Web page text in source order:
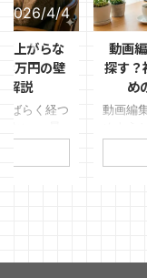
2026/4/4
上がらな
3万円の壁
解説
ばらく経つ
」と思って
動画
探す？
め
動画編
「クラ
という